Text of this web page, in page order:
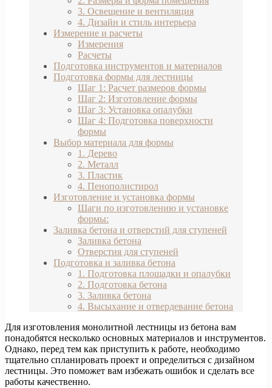
3. Освещение и вентиляция
4. Дизайн и стиль интерьера
Измерение и расчеты
Измерения
Расчеты
Подготовка инструментов и материалов
Подготовка формы для лестницы
Шаг 1: Расчет размеров формы
Шаг 2: Изготовление формы
Шаг 3: Установка опалубки
Шаг 4: Подготовка поверхности
формы
Выбор материала для формы
1. Дерево
2. Металл
3. Пластик
4. Пенополистирол
Изготовление и установка формы
Шаги по изготовлению и установке
формы:
Заливка бетона и отверстий для ступеней
Заливка бетона
Отверстия для ступеней
Подготовка и заливка бетона
1. Подготовка площадки и опалубки
2. Подготовка бетона
3. Заливка бетона
4. Высыхание и отвердевание бетона
Для изготовления монолитной лестницы из бетона вам
понадобятся несколько основных материалов и инструментов.
Однако, перед тем как приступить к работе, необходимо
тщательно спланировать проект и определиться с дизайном
лестницы. Это поможет вам избежать ошибок и сделать все
работы качественно.